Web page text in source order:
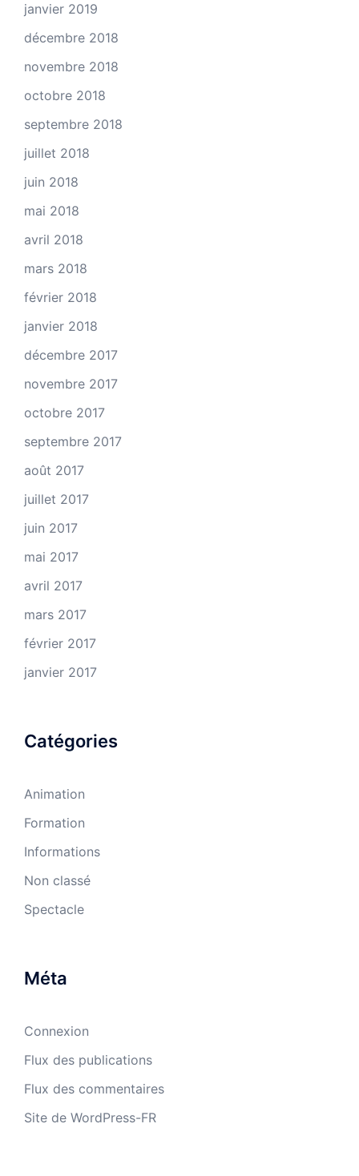
janvier 2019
décembre 2018
novembre 2018
octobre 2018
septembre 2018
juillet 2018
juin 2018
mai 2018
avril 2018
mars 2018
février 2018
janvier 2018
décembre 2017
novembre 2017
octobre 2017
septembre 2017
août 2017
juillet 2017
juin 2017
mai 2017
avril 2017
mars 2017
février 2017
janvier 2017
Catégories
Animation
Formation
Informations
Non classé
Spectacle
Méta
Connexion
Flux des publications
Flux des commentaires
Site de WordPress-FR